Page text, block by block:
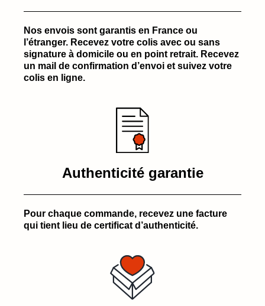
Nos envois sont garantis en France ou
l’étranger. Recevez votre colis avec ou sans
signature à domicile ou en point retrait. Recevez
un mail de confirmation d’envoi et suivez votre
colis en ligne.
Authenticité garantie
Pour chaque commande, recevez une facture
qui tient lieu de certificat d’authenticité.